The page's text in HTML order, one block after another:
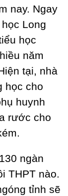
nay. Ngay
Long
học
năm
tại, nhà
học cho
huynh
rước cho
ngàn
THPT nào.
tỉnh sẽ